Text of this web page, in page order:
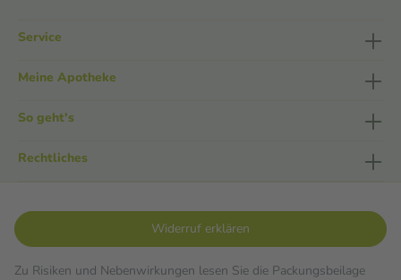
Service
Meine Apotheke
So geht's
Rechtliches
Widerruf erklären
Zu Risiken und Nebenwirkungen lesen Sie die Packungsbeilage